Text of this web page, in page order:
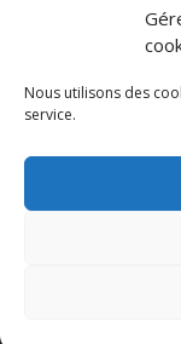
Nous utilisons des
service.
CA SE
DE
Tous droits